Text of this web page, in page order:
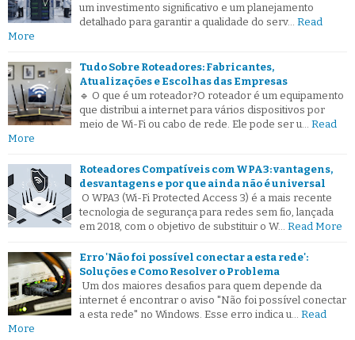
um investimento significativo e um planejamento
detalhado para garantir a qualidade do serv…
Read
More
Tudo Sobre Roteadores: Fabricantes,
Atualizações e Escolhas das Empresas
🔹 O que é um roteador?O roteador é um equipamento
que distribui a internet para vários dispositivos por
meio de Wi-Fi ou cabo de rede. Ele pode ser u…
Read
More
Roteadores Compatíveis com WPA3: vantagens,
desvantagens e por que ainda não é universal
O WPA3 (Wi-Fi Protected Access 3) é a mais recente
tecnologia de segurança para redes sem fio, lançada
em 2018, com o objetivo de substituir o W…
Read More
Erro 'Não foi possível conectar a esta rede':
Soluções e Como Resolver o Problema
Um dos maiores desafios para quem depende da
internet é encontrar o aviso "Não foi possível conectar
a esta rede" no Windows. Esse erro indica u…
Read
More